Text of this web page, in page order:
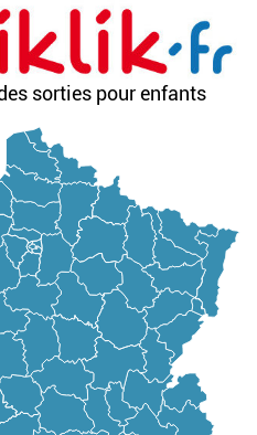
sorties pour enfants